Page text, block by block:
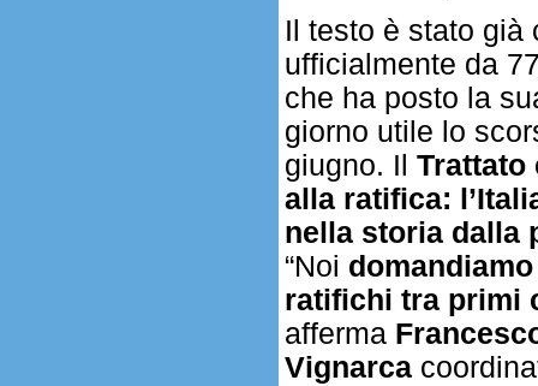
Il testo è stato già
ufficialmente da
che ha posto la
giorno utile lo
giugno. Il Trattato
alla ratifica:
nella storia dalla
“Noi
ratifichi tra primi
afferma
Vignarca